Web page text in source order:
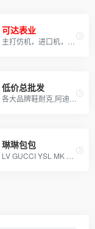
可达表业
低价总批发
琳琳包包